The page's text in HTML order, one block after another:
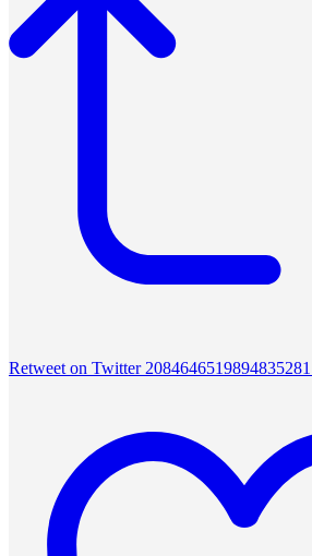
Retweet on Twitter 2084646519894835281